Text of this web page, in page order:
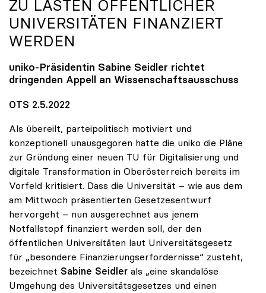
ZU LASTEN ÖFFENTLICHER
UNIVERSITÄTEN FINANZIERT
WERDEN
uniko-Präsidentin Sabine Seidler richtet
dringenden Appell an Wissenschaftsausschuss
OTS 2.5.2022
Als übereilt, parteipolitisch motiviert und
konzeptionell unausgegoren hatte die uniko die Pläne
zur Gründung einer neuen TU für Digitalisierung und
digitale Transformation in Oberösterreich bereits im
Vorfeld kritisiert. Dass die Universität – wie aus dem
am Mittwoch präsentierten Gesetzesentwurf
hervorgeht – nun ausgerechnet aus jenem
Notfallstopf finanziert werden soll, der den
öffentlichen Universitäten laut Universitätsgesetz
für „besondere Finanzierungserfordernisse“ zusteht,
bezeichnet Sabine Seidler als „eine skandalöse
Umgehung des Universitätsgesetzes und einen